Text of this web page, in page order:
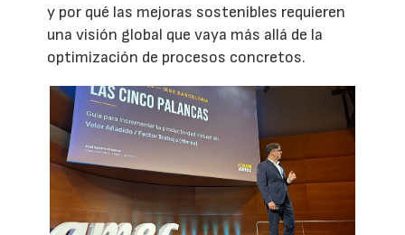
y por qué las mejoras sostenibles requieren
una visión global que vaya más allá de la
optimización de procesos concretos.